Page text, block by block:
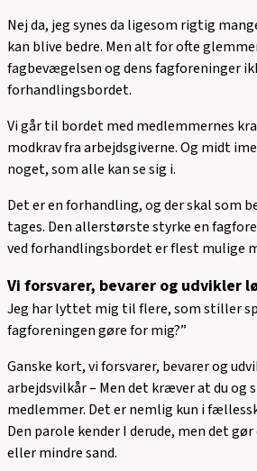
Nej da, jeg synes da ligesom rigtig
kan blive bedre. Men alt for ofte
fagbevægelsen og dens fagforeninger
forhandlingsbordet.
Vi går til bordet med medlemmernes
modkrav fra arbejdsgiverne. Og midt
noget, som alle kan se sig i.
Det er en forhandling, og der skal som
tages. Den allerstørste styrke en
ved forhandlingsbordet er flest mulige
Vi forsvarer, bevarer og udvikler
Jeg har lyttet mig til flere, som stiller
fagforeningen gøre for mig?”
Ganske kort, vi forsvarer, bevarer og
arbejdsvilkår – Men det kræver at du og
medlemmer. Det er nemlig kun i
Den parole kender I derude, men det
eller mindre sand.